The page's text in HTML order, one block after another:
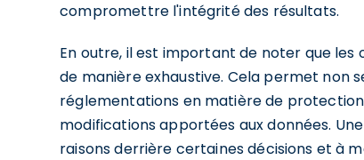
compromettre l'intégrité des résultats.
En outre, il est important de noter que
de manière exhaustive. Cela permet non
réglementations en matière de
modifications apportées aux données.
raisons derrière certaines décisions et à